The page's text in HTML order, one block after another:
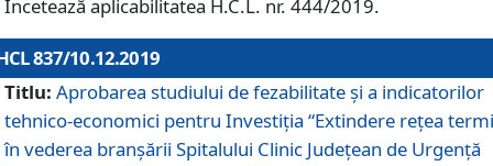
Încetează aplicabilitatea H.C.L. nr. 444/2019.
837/10.12.2019
Titlu: Aprobarea studiului de fezabilitate și a indicatorilor
tehnico-economici pentru Investiția “Extindere rețea
în vederea branșării Spitalului Clinic Județean de Urgență